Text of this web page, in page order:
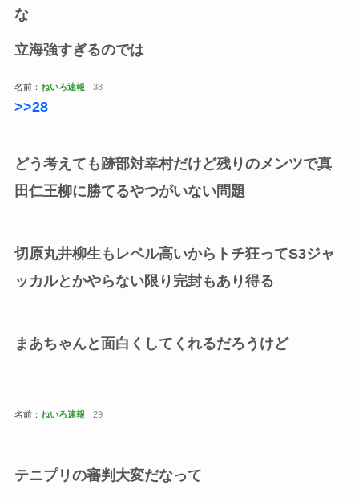
な
立海強すぎるのでは
名前： ねいろ速報 38
>>28
どう考えても跡部対幸村だけど残りのメンツで真
田仁王柳に勝てるやつがいない問題
切原丸井柳生もレベル高いからトチ狂ってS3ジャ
ッカルとかやらない限り完封もあり得る
まあちゃんと面白くしてくれるだろうけど
名前： ねいろ速報 29
テニプリの審判大変だなって